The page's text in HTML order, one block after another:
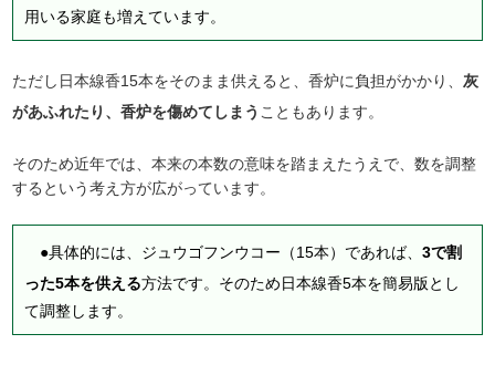
用いる家庭も増えています。
ただし日本線香15本をそのまま供えると、香炉に負担がかかり、 灰
があふれたり、香炉を傷めてしまう こともあります。
そのため近年では、本来の本数の意味を踏まえたうえで、数を調整
するという考え方が広がっています。
●具体的には、ジュウゴフンウコー（15本）であれば、3で割
った5本を供える方法です。そのため日本線香5本を簡易版とし
て調整します。